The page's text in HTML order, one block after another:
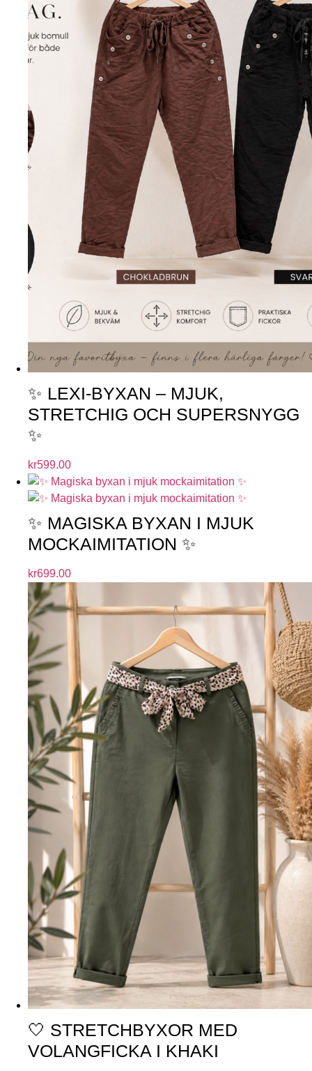
✨ LEXI-BYXAN – MJUK,
STRETCHIG OCH SUPERSNYGG
✨
kr599.00
✨ MAGISKA BYXAN I MJUK
MOCKAIMITATION ✨
kr699.00
🤍 STRETCHBYXOR MED
VOLANGFICKA I KHAKI